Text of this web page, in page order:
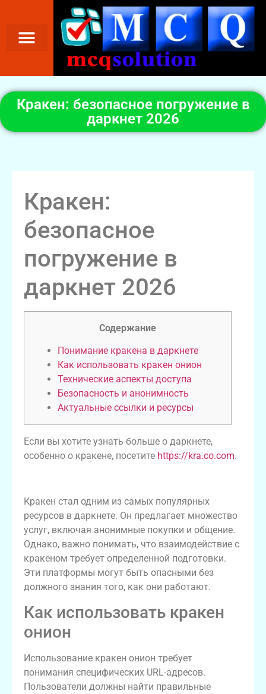
Кракен: безопасное погружение в
даркнет 2026
Кракен:
безопасное
погружение в
даркнет 2026
Содержание
Понимание кракена в даркнете
Как использовать кракен онион
Технические аспекты доступа
Безопасность и анонимность
Актуальные ссылки и ресурсы
Если вы хотите узнать больше о даркнете,
особенно о кракене, посетите https://kra.co.com.
Кракен стал одним из самых популярных
ресурсов в даркнете. Он предлагает множество
услуг, включая анонимные покупки и общение.
Однако, важно понимать, что взаимодействие с
кракеном требует определенной подготовки.
Эти платформы могут быть опасными без
должного знания того, как они работают.
Как использовать кракен
онион
Использование кракен онион требует
понимания специфических URL-адресов.
Пользователи должны найти правильные